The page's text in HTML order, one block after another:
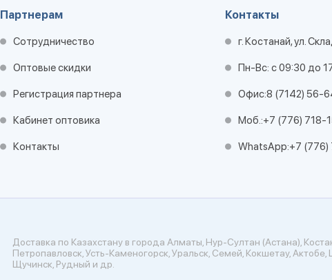
Партнерам
Сотрудничество
Оптовые скидки
Регистрация партнера
Кабинет оптовика
Контакты
Контакты
г. Костанай, ул.
Пн-Вс: с 09:30 до
Офис:8 (7142) 56-
Моб.:+7 (776) 718-
WhatsApp:+7 (776)
Доставка по Казахстану в города Алматы, Нур-Султан (Астана),
Петропавловск, Усть-Каменогорск, Уральск, Семей, Кокшетау,
Щучинск, Рудный и др.